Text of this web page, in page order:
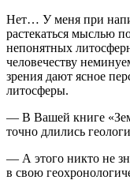
Нет… У меня при
растекаться мыслью
непонятных
человечеству
зрения дают ясное
литосферы.
— В Вашей книге
точно длились
— А этого никто не
в свою